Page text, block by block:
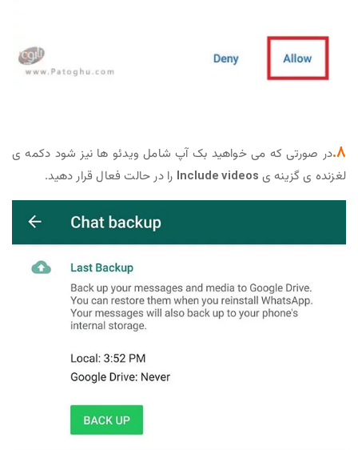
8. در صورتی که می خواهید بک آپ شامل ویدئو ها نیز شود دکمه ی
لغزنده ی گزینه ی Include videos را در حالت فعال قرار دهید.